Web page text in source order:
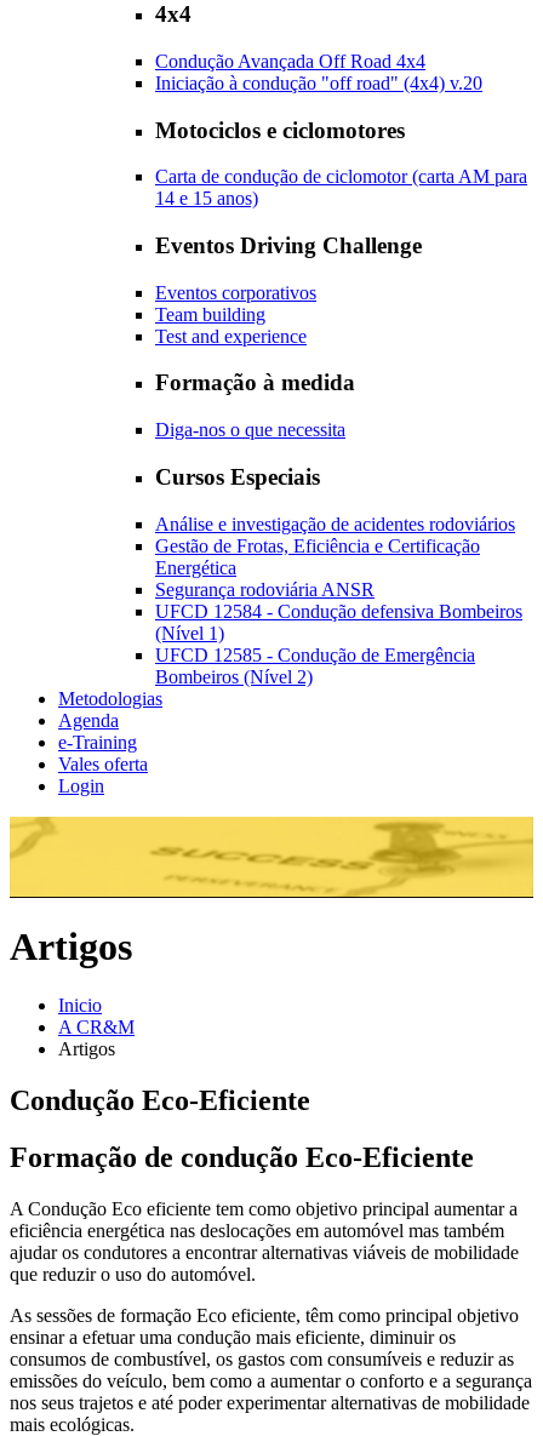
4x4
Condução Avançada Off Road 4x4
Iniciação à condução "off road" (4x4) v.20
Motociclos e ciclomotores
Carta de condução de ciclomotor (carta AM para
14 e 15 anos)
Eventos Driving Challenge
Eventos corporativos
Team building
Test and experience
Formação à medida
Diga-nos o que necessita
Cursos Especiais
Análise e investigação de acidentes rodoviários
Gestão de Frotas, Eficiência e Certificação
Energética
Segurança rodoviária ANSR
UFCD 12584 - Condução defensiva Bombeiros
(Nível 1)
UFCD 12585 - Condução de Emergência
Bombeiros (Nível 2)
Metodologias
Agenda
e-Training
Vales oferta
Login
Artigos
Inicio
A CR&M
Artigos
Condução Eco-Eficiente
Formação de condução Eco-Eficiente
A Condução Eco eficiente tem como objetivo principal aumentar a
eficiência energética nas deslocações em automóvel mas também
ajudar os condutores a encontrar alternativas viáveis de mobilidade
que reduzir o uso do automóvel.
As sessões de formação Eco eficiente, têm como principal objetivo
ensinar a efetuar uma condução mais eficiente, diminuir os
consumos de combustível, os gastos com consumíveis e reduzir as
emissões do veículo, bem como a aumentar o conforto e a segurança
nos seus trajetos e até poder experimentar alternativas de mobilidade
mais ecológicas.